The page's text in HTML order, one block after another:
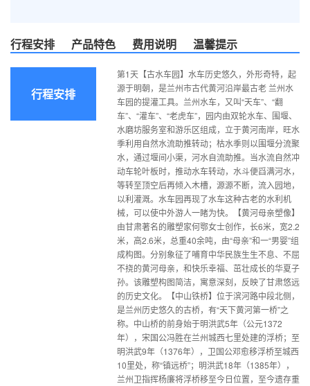
行程安排 产品特色 费用说明 温馨提示
行程安排
第1天【古水车园】水车历史悠久，外形奇特，起
源于明朝，是兰州市古代黄河沿岸最古老 兰州水
车园的提灌工具。兰州水车，又叫“天车”、“翻
车”、“灌车”、“老虎车”，园内由双轮水车、围堰、
水磨坊服务室和游乐区组成，立于黄河南岸，旺水
季利用自然水流助推转动；枯水季则以围堰分流聚
水，通过堰间小渠，河水自流助推。当水流自然冲
动车轮叶板时，推动水车转动，水斗便舀满河水，
等转至顶空后再倾入木槽，源源不断，流入园地，
以利灌溉。水车园再现了水车这种古老的水利机
械，可以使中外游人一睹为快。【黄河母亲塑像】
由甘肃著名的雕塑家何鄂女士创作，长6米，宽2.2
米，高2.6米，总重40余吨，由“母亲”和一“男婴”组
成构图。分别象征了哺育中华民族生生不息、不屈
不挠的黄河母亲，和快乐幸福、茁壮成长的华夏子
孙。该雕塑构图简洁，寓意深刻，反映了甘肃悠远
的历史文化。【中山铁桥】位于滨河路中段北侧，
是兰州历史悠久的古桥，有“天下黄河第一桥”之
称。中山桥的前身始于明洪武5年（公元1372
年），宋国公冯胜在兰州城西七里处建的浮桥；至
明洪武9年（1376年），卫国公邓愈移浮桥至城西
10里处，称“镇远桥”；明洪武18年（1385年），
兰州卫指挥杨廉将浮桥移至今日位置，至今遗存重